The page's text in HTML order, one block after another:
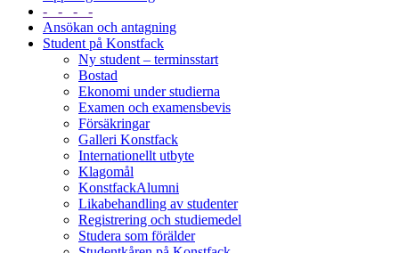
- - - -
Ansökan och antagning
Student på Konstfack
Ny student – terminsstart
Bostad
Ekonomi under studierna
Examen och examensbevis
Försäkringar
Galleri Konstfack
Internationellt utbyte
Klagomål
KonstfackAlumni
Likabehandling av studenter
Registrering och studiemedel
Studera som förälder